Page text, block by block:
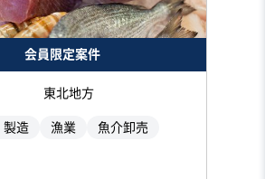
会員限定案件
東北地方
製造 漁業 魚介卸売